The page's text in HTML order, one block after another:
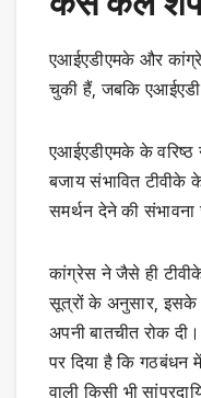
एआईएडीएमके और
चुकी हैं, जबकि
एआईएडीएमके के
बजाय संभावित टीवीके
समर्थन देने की संभावना
कांग्रेस ने जैसे ही
सूत्रों के अनुसार, इसके
अपनी बातचीत रोक
पर दिया है कि गठबंधन
वाली किसी भी